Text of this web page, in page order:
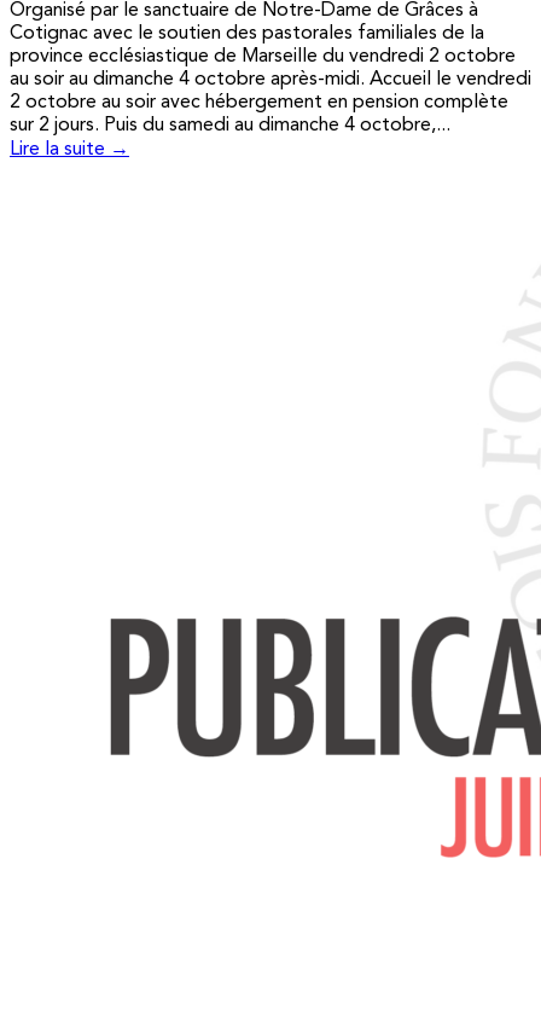
Organisé par le sanctuaire de Notre-Dame de Grâces à
Cotignac avec le soutien des pastorales familiales de la
province ecclésiastique de Marseille du vendredi 2 octobre
au soir au dimanche 4 octobre après-midi. Accueil le vendredi
2 octobre au soir avec hébergement en pension complète
sur 2 jours. Puis du samedi au dimanche 4 octobre,...
Lire la suite →